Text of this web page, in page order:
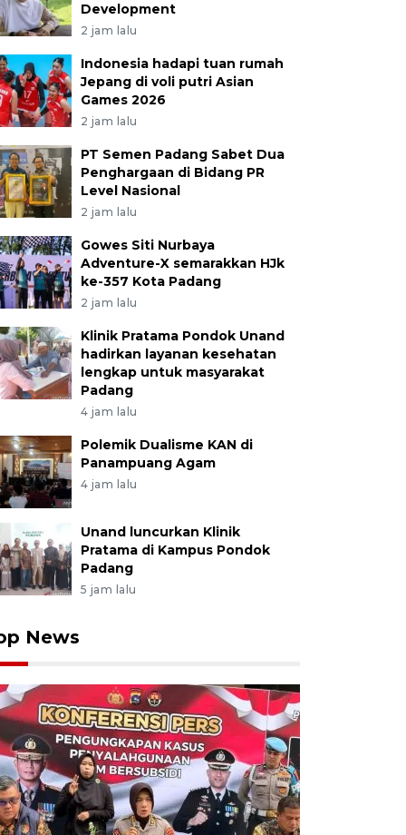
Development
2 jam lalu
Indonesia hadapi tuan rumah
Jepang di voli putri Asian
Games 2026
2 jam lalu
PT Semen Padang Sabet Dua
Penghargaan di Bidang PR
Level Nasional
2 jam lalu
Gowes Siti Nurbaya
Adventure-X semarakkan HJk
ke-357 Kota Padang
2 jam lalu
Klinik Pratama Pondok Unand
hadirkan layanan kesehatan
lengkap untuk masyarakat
Padang
4 jam lalu
Polemik Dualisme KAN di
Panampuang Agam
4 jam lalu
Unand luncurkan Klinik
Pratama di Kampus Pondok
Padang
5 jam lalu
News